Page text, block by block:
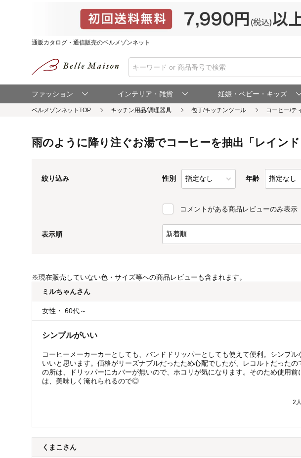
通販カタログ・通信販売のベルメゾンネット
ファッション インテリア・雑貨 妊娠・ベビー・キッズ
ベルメゾンネットTOP
雨のように降り注ぐお湯でコーヒーを抽出「レイン
絞り込み 性別 年齢
コメントがある商品レビューのみ表示
表示順
※現在販売していない色・サイズ等への商品レビューも含まれます。
ミルちゃんさん
女性 ・ 60代～
シンプルがいい
コーヒーメーカーカーとしても、バンドドリッパーとしても使えて便利。シンプ
いいと思います。価格がリーズナブルだったため心配でしたが、レコルトだった
の所は、ドリッパーにカバーが無いので、ホコリが気になります。そのため使用
は、美味しく淹れられるので◎
2
くまこ さん